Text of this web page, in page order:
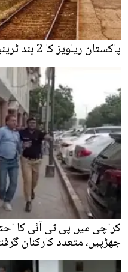
پاکستان ریلویز کا 2 بند ٹرینیں دوبارہ چلانے کا اعلان
کراچی میں پی ٹی آئی کا
جھڑپیں، متعدد کارکنان